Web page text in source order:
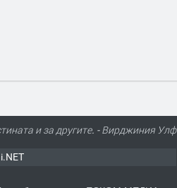
и за другите. - Вирджиния Улф